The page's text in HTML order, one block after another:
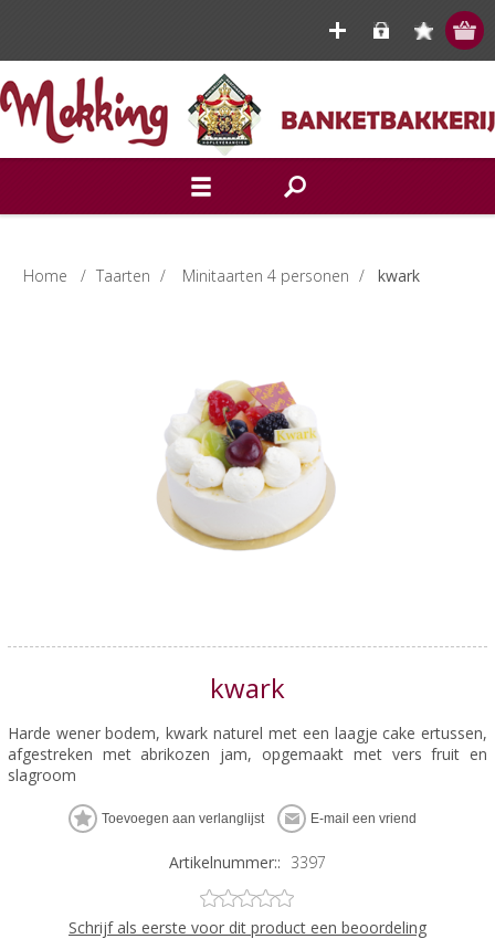
Home / Taarten / Minitaarten 4 personen / kwark
kwark
Harde wener bodem, kwark naturel met een laagje cake ertussen,
afgestreken met abrikozen jam, opgemaakt met vers fruit en
slagroom
Artikelnummer:: 3397
Schrijf als eerste voor dit product een beoordeling